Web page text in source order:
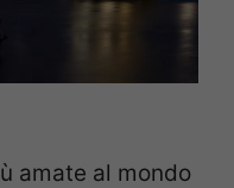
amate al mondo